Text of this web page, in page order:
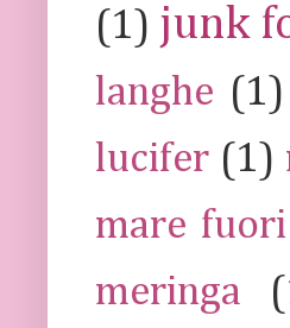
(1) junk
langhe (1)
lucifer (1)
mare fuori
meringa